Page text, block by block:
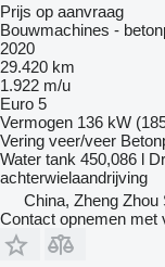
Prijs op aanvraag
Bouwmachines -
2020
29.420 km
1.922 m/u
Euro 5
Vermogen 136 kW
Vering veer/veer
Water tank 450,086 l
achterwielaandrijving
China, Zheng Zhou
Contact opnemen met